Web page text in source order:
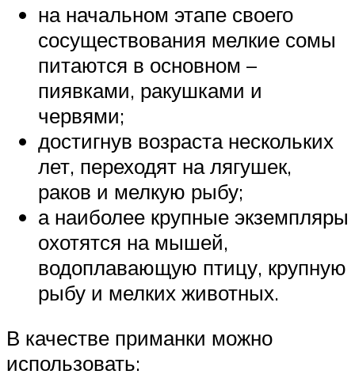
на начальном этапе своего
сосуществования мелкие сомы
питаются в основном –
пиявками, ракушками и
червями;
достигнув возраста нескольких
лет, переходят на лягушек,
раков и мелкую рыбу;
а наиболее крупные экземпляры
охотятся на мышей,
водоплавающую птицу, крупную
рыбу и мелких животных.
В качестве приманки можно
использовать: